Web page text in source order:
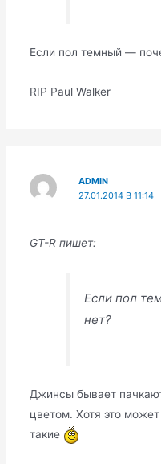
Если пол темный —
RIP Paul Walker
ADMIN
27.01.2014 В 11:14
GT-R пишет:
Если пол
нет?
Джинсы бывает
цветом. Хотя это
такие